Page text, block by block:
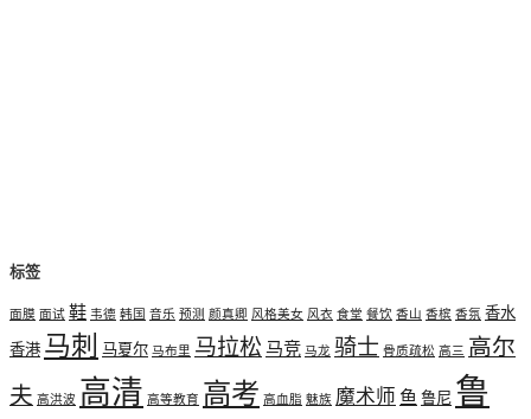
标签
面膜 面试 鞋 韦德 韩国 音乐 预测 颜真卿 风格美女 风衣 食堂 餐饮 香山 香槟 香氛 香水
香港 马刺 马夏尔 马布里 马拉松 马竞 马龙 骑士 骨质疏松 高三 高尔
夫 高洪波 高清 高等教育 高考 高血脂 魅族 魔术师 鱼 鲁尼 鲁